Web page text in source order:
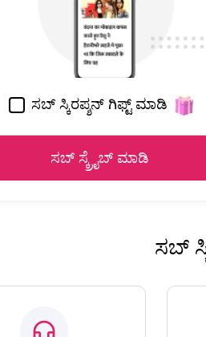
ಸಬ್ ಸ್ಕಿರಪ್ಶನ್ ಗಿಫ್ಟ್ ಮಾಡಿ
ಸಬ್ ಸ್ಕ್ರೈಬ್ ಮಾಡಿ
ಸಬ್